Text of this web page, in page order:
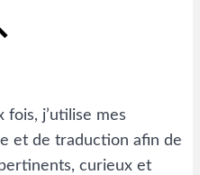
j’utilise mes
et de traduction afin de
curieux et